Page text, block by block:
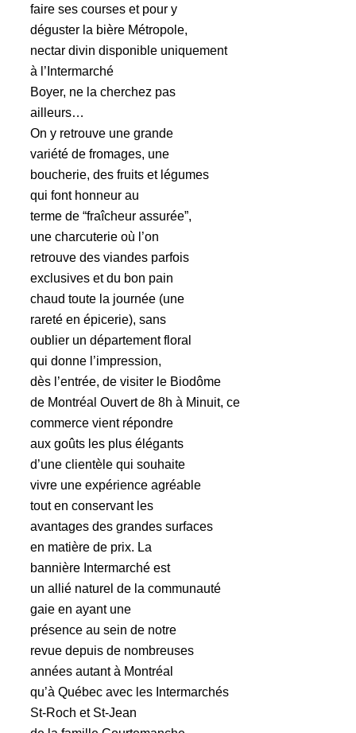
faire ses courses et pour y
déguster la bière Métropole,
nectar divin disponible uniquement
à l’Intermarché
Boyer, ne la cherchez pas
ailleurs…
On y retrouve une grande
variété de fromages, une
boucherie, des fruits et légumes
qui font honneur au
terme de “fraîcheur assurée”,
une charcuterie où l’on
retrouve des viandes parfois
exclusives et du bon pain
chaud toute la journée (une
rareté en épicerie), sans
oublier un département floral
qui donne l’impression,
dès l’entrée, de visiter le Biodôme
de Montréal Ouvert de 8h à Minuit, ce
commerce vient répondre
aux goûts les plus élégants
d’une clientèle qui souhaite
vivre une expérience agréable
tout en conservant les
avantages des grandes surfaces
en matière de prix. La
bannière Intermarché est
un allié naturel de la communauté
gaie en ayant une
présence au sein de notre
revue depuis de nombreuses
années autant à Montréal
qu’à Québec avec les Intermarchés
St-Roch et St-Jean